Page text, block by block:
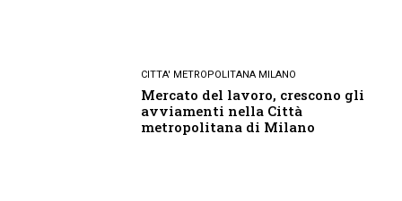
CITTA' METROPOLITANA MILANO
Mercato del lavoro, crescono gli
avviamenti nella Città
metropolitana di Milano